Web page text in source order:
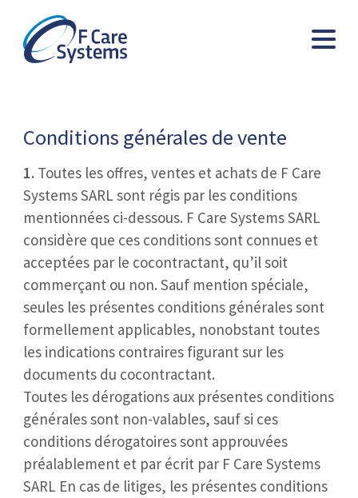
Conditions générales de vente
1. Toutes les offres, ventes et achats de F Care
Systems SARL sont régis par les conditions
mentionnées ci-dessous. F Care Systems SARL
considère que ces conditions sont connues et
acceptées par le cocontractant, qu’il soit
commerçant ou non. Sauf mention spéciale,
seules les présentes conditions générales sont
formellement applicables, nonobstant toutes
les indications contraires figurant sur les
documents du cocontractant.
Toutes les dérogations aux présentes conditions
générales sont non-valables, sauf si ces
conditions dérogatoires sont approuvées
préalablement et par écrit par F Care Systems
SARL En cas de litiges, les présentes conditions